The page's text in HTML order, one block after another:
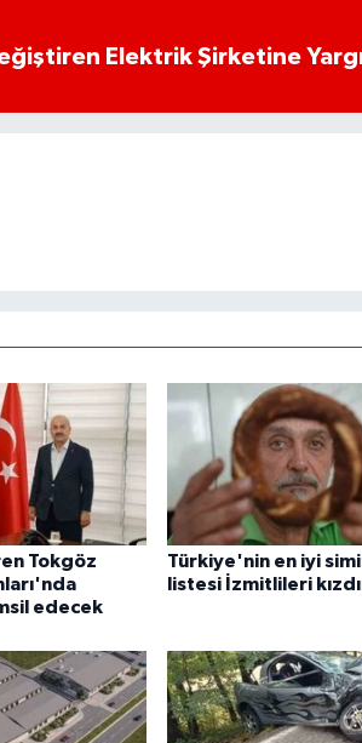
Elektrik Şirketine
Tokgöz
edecek
Türkiye'nin en iyi
listesi İzmitlileri